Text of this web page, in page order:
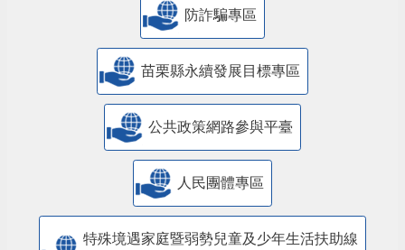
防詐騙專區
苗栗縣永續發展目標專區
公共政策網路參與平臺
人民團體專區
特殊境遇家庭暨弱勢兒童及少年生活扶助線